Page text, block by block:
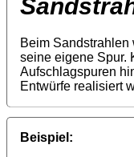
Beim
seine eigene Spur.
Aufschlagspuren
Entwürfe realisiert
Beispiel: